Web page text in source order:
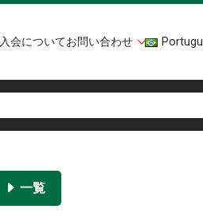
入会についてお問い合わせ
一覧